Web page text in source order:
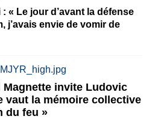
: « Le jour d’avant la défense
j’avais envie de vomir de
Magnette invite Ludovic
vaut la mémoire collective
du feu »